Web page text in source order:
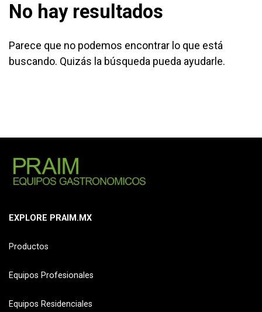
No hay resultados
Parece que no podemos encontrar lo que está
buscando. Quizás la búsqueda pueda ayudarle.
EXPLORE PRAIM.MX
Productos
Equipos Profesionales
Equipos Residenciales